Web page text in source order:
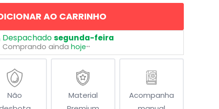
AO CARRINHO
Despachadosegunda-feira
Comprando ainda hoje**
Não
Material
Acompanha